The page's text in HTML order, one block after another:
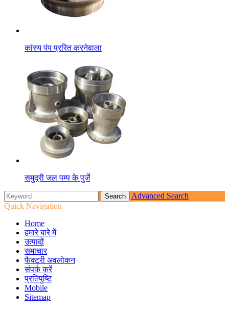
कांस्य पंप प्ररित करनेवाला
समुद्री जल पम्प के पुर्जे
Advanced Search
Quick Navigation
Home
हमारे बारे में
उत्पादों
समाचार
फैक्टरी अवलोकन
संपर्क करें
प्रतिपुष्टि
Mobile
Sitemap